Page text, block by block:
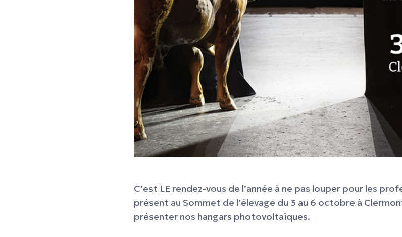
C’est LE rendez-vous de l’année à ne pas louper pour les
présent au Sommet de l’élevage du 3 au 6 octobre à
présenter nos hangars photovoltaïques.